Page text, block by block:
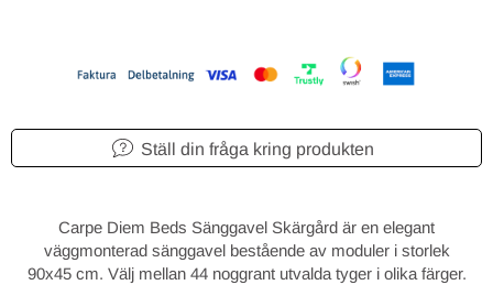
Ställ din fråga kring produkten
Carpe Diem Beds Sänggavel Skärgård är en elegant
väggmonterad sänggavel bestående av moduler i storlek
90x45 cm. Välj mellan 44 noggrant utvalda tyger i olika färger.